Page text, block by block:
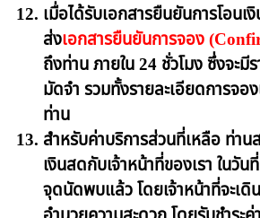
เมื่อได้รับเอกสารยืนยันการโอนเ
ส่งเอกสารยืนยันการจอง
ถึงท่าน ภายใน 24 ชั่วโมง ซึ่งจะมี
มัดจำ รวมทั้งรายละเอียดการจอ
ท่าน
สำหรับค่าบริการส่วนที่เหลือ ท่าน
เงินสดกับเจ้าหน้าที่ของเรา ในวั
จุดนัดพบแล้ว โดยเจ้าหน้าที่จะเดิ